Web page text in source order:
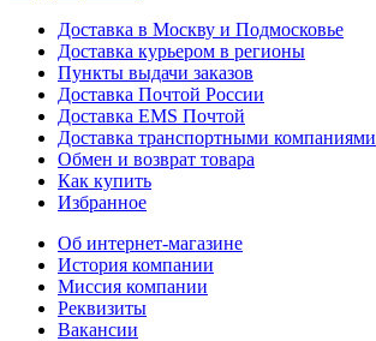
Доставка в Москву и Подмосковье
Доставка курьером в регионы
Пункты выдачи заказов
Доставка Почтой России
Доставка EMS Почтой
Доставка транспортными компаниями
Обмен и возврат товара
Как купить
Избранное
Об интернет-магазине
История компании
Миссия компании
Реквизиты
Вакансии